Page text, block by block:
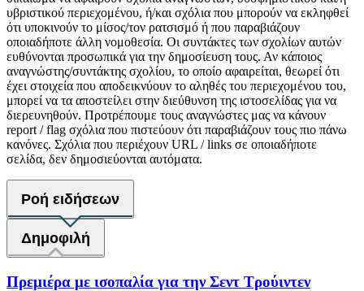
υβριστικού περιεχομένου, ή/και σχόλια που μπορούν να εκληφθεί
ότι υποκινούν το μίσος/τον ρατσισμό ή που παραβιάζουν
οποιαδήποτε άλλη νομοθεσία. Οι συντάκτες των σχολίων αυτών
ευθύνονται προσωπικά για την δημοσίευση τους. Αν κάποιος
αναγνώστης/συντάκτης σχολίου, το οποίο αφαιρείται, θεωρεί ότι
έχει στοιχεία που αποδεικνύουν το αληθές του περιεχομένου του,
μπορεί να τα αποστείλει στην διεύθυνση της ιστοσελίδας για να
διερευνηθούν. Προτρέπουμε τους αναγνώστες μας να κάνουν
report / flag σχόλια που πιστεύουν ότι παραβιάζουν τους πιο πάνω
κανόνες. Σχόλια που περιέχουν URL / links σε οποιαδήποτε
σελίδα, δεν δημοσιεύονται αυτόματα.
Ροή ειδήσεων
Δημοφιλή
Πρεμιέρα με ισοπαλία για την Σεντ Τρούιντεν